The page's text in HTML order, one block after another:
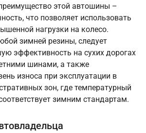
этой автошины –
что позволяет использовать
нагрузки на колесо.
зимней резины, следует
эффективность на сухих дорогах
шинами, а также
износа при эксплуатации в
зон, где температурный
зимним стандартам.